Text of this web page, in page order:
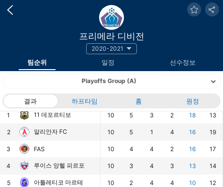
프리메라 디비전
2020-2021
팀순위 일정 선수정보
Playoffs Group (A)
결과 하프타임 홈 원정
랭킹 팀
1 11 데포르티보
2 알리안자 FC
3 FAS
4 루이스 앙헬 피르포
5 아틀레티코 마르테
승점
10 5 3 2 18 13
10 5 1 4 16 19
10 4 4 2 16 17
10 3 4 3 13 14
10 2 4 4 10 12